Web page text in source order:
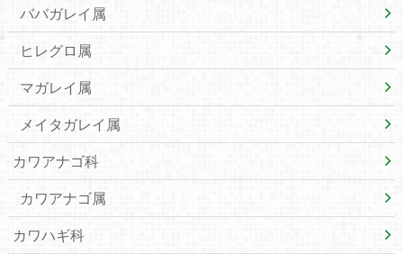
ババガレイ属
ヒレグロ属
マガレイ属
メイタガレイ属
カワアナゴ科
カワアナゴ属
カワハギ科